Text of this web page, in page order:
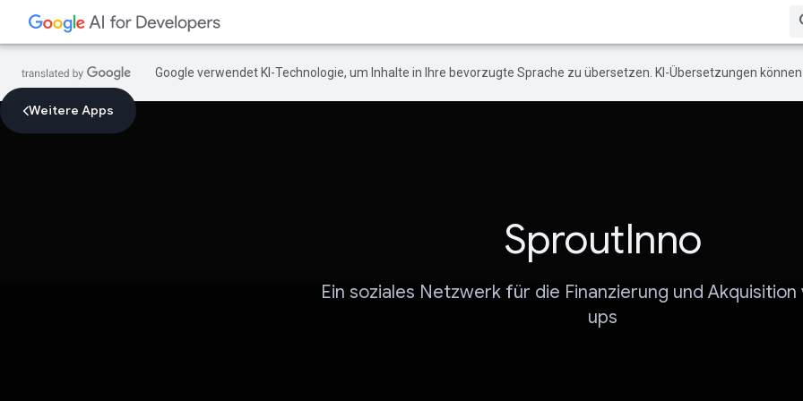
Google verwendet KI-Technologie, um Inhalte in Ihre bevorzugte Sprache zu übersetzen. KI-Übersetzungen
Weitere Apps
SproutInno
Ein soziales Netzwerk für die Finanzierung und
ups